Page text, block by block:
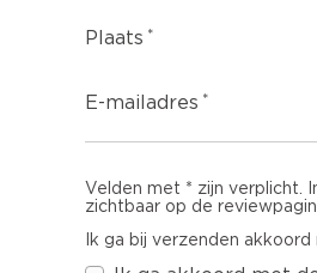
Plaats
E-mailadres
Velden met * zijn verplicht.
zichtbaar op de
Ik ga bij verzenden